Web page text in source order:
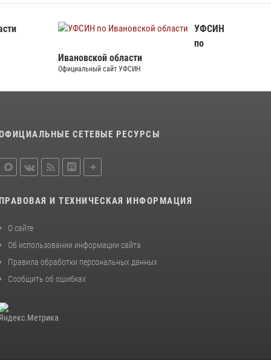
УФСИН
по
Ивановской области
Официальный сайт УФСИН
СЕТЕВЫЕ РЕСУРСЫ
ПРАВОВАЯ И ТЕХНИЧЕСКАЯ ИНФОРМАЦИЯ
О сайте
Об использовании информации сайта
Правила обработки персональных данных
Сообщить об ошибках